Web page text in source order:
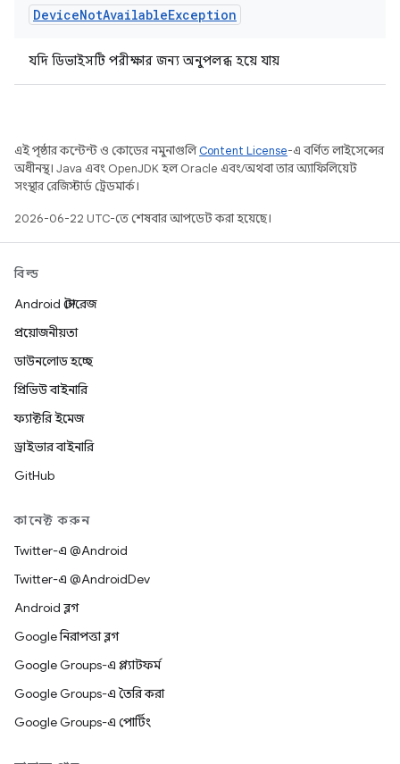
DeviceNotAvailableException
যদি ডিভাইসটি পরীক্ষার জন্য অনুপলব্ধ হয়ে যায়
এই পৃষ্ঠার কন্টেন্ট ও কোডের নমুনাগুলিContent License-এ বর্ণিত লাইসেন্সের
অধীনস্থ। Java এবং OpenJDK হল Oracle এবং/অথবা তার অ্যাফিলিয়েট
সংস্থার রেজিস্টার্ড ট্রেডমার্ক।
2026-06-22 UTC-তে শেষবার আপডেট করা হয়েছে।
বিল্ড
Android স্টোরেজ
প্রয়োজনীয়তা
ডাউনলোড হচ্ছে
প্রিভিউ বাইনারি
ফ্যাক্টরি ইমেজ
ড্রাইভার বাইনারি
GitHub
কানেক্ট করুন
Twitter-এ @Android
Twitter-এ @AndroidDev
Android ব্লগ
Google নিরাপত্তা ব্লগ
Google Groups-এ প্ল্যাটফর্ম
Google Groups-এ তৈরি করা
Google Groups-এ পোর্টিং